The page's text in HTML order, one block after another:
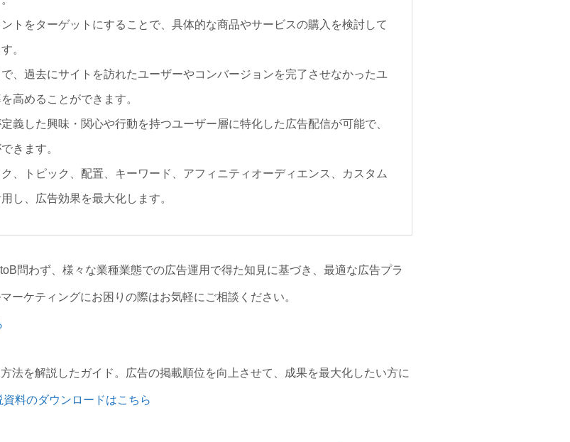
トをターゲットにすることで、具体的な商品やサービスの購入を検討して
。
、過去にサイトを訪れたユーザーやコンバージョンを完了させなかったユ
高めることができます。
義した興味・関心や行動を持つユーザー層に特化した広告配信が可能で、
きます。
、トピック、配置、キーワード、アフィニティオーディエンス、カスタム
し、広告効果を最大化します。
問わず、様々な業種業態での広告運用で得た知見に基づき、最適な広告プラ
ーケティングにお困りの際はお気軽にご相談ください。
法を解説したガイド。広告の掲載順位を向上させて、成果を最大化したい方に
資料のダウンロードはこちら